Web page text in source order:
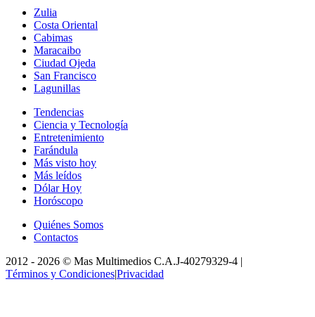
Zulia
Costa Oriental
Cabimas
Maracaibo
Ciudad Ojeda
San Francisco
Lagunillas
Tendencias
Ciencia y Tecnología
Entretenimiento
Farándula
Más visto hoy
Más leídos
Dólar Hoy
Horóscopo
Quiénes Somos
Contactos
2012 - 2026 © Mas Multimedios C.A.J-40279329-4 |
Términos y Condiciones|Privacidad